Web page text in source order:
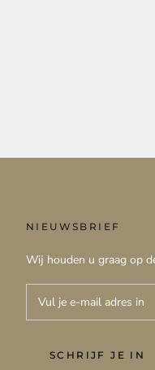
NIEUWSBRIEF
Wij houden u graag op
SCHRIJF JE IN